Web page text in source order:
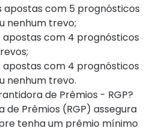
apostas com 5 prognósticos
nenhum trevo;
apostas com 4 prognósticos
apostas com 4 prognósticos
nenhum trevo.
de Prêmios - RGP?
de Prêmios (RGP) assegura
tenha um prêmio mínimo